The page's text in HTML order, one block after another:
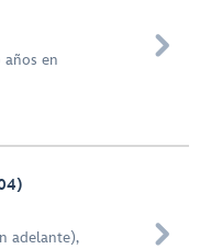
en

adelante),
